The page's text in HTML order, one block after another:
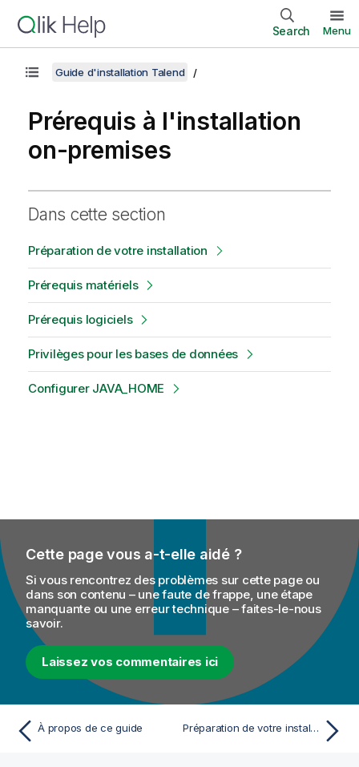
Search Menu
Guide d'installation Talend
Prérequis à l'installation
on-premises
Dans cette section
Préparation de votre installation
Prérequis matériels
Prérequis logiciels
Privilèges pour les bases de données
Configurer JAVA_HOME
Cette page vous a-t-elle aidé ?
Si vous rencontrez des problèmes sur cette page ou
dans son contenu – une faute de frappe, une étape
manquante ou une erreur technique – faites-le-nous
savoir.
Laissez vos commentaires ici
À propos de ce guide Préparation de votre installation